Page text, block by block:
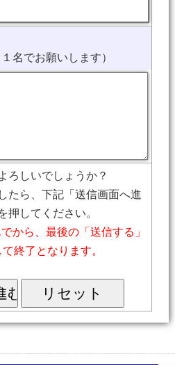
名でお願いします）
ろしいでしょうか？
たら、下記「送信画面へ進
押してください。
から、最後の「送信する」
終了となります。